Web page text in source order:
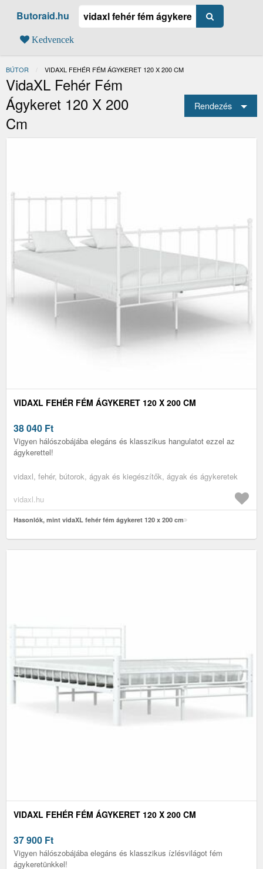
Butoraid.hu
Kedvencek
BÚTOR JELENLEGI:
VIDAXL FEHÉR FÉM ÁGYKERET 120 X 200 CM
VidaXL Fehér Fém
Ágykeret 120 X 200
Cm
Rendezés
VIDAXL FEHÉR FÉM ÁGYKERET 120 X 200 CM
38 040 Ft
Vigyen hálószobájába elegáns és klasszikus hangulatot ezzel az
ágykerettel!
vidaxl, fehér, bútorok, ágyak és kiegészítők, ágyak és ágykeretek
vidaxl.hu
Hasonlók, mint vidaXL fehér fém ágykeret 120 x 200 cm
VIDAXL FEHÉR FÉM ÁGYKERET 120 X 200 CM
37 900 Ft
Vigyen hálószobájába elegáns és klasszikus ízlésvilágot fém
ágykeretünkkel!